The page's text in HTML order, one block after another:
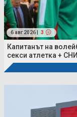
6 авг 2026 | 3
Капитанът на
секси атлетка +